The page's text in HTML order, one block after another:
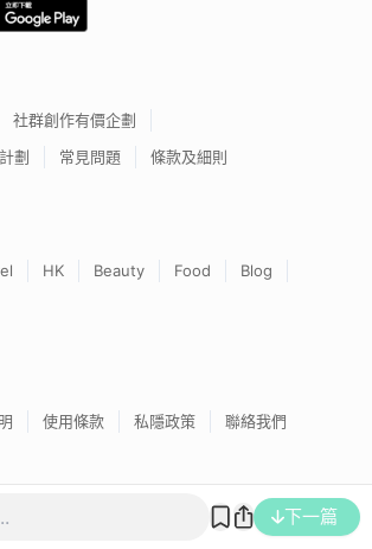
下一篇
社群創作有價企劃
劃
常見問題 條款及細則
HK Beauty Food
Blog
使用條款 私隱政策 聯絡我們